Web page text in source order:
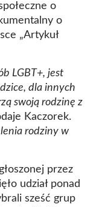
o
o
„Artykuł
LGBT+, jest
dla innych
swoją rodzinę z
Kaczorek.
rodziny w
przez
udział ponad
sześć grup